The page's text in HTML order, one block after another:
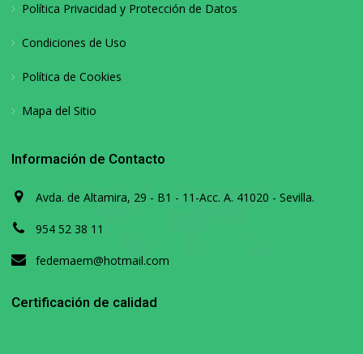
Política Privacidad y Protección de Datos
Condiciones de Uso
Política de Cookies
Mapa del Sitio
Información de Contacto
Avda. de Altamira, 29 - B1 - 11-Acc. A. 41020 - Sevilla.
954 52 38 11
fedemaem@hotmail.com
Certificación de calidad